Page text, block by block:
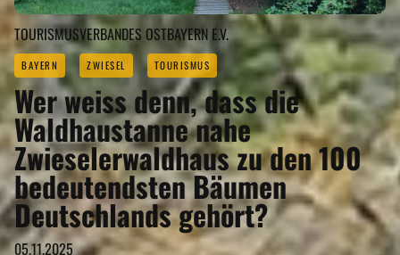
TOURISMUSVERBANDES OSTBAYERN E.V.
BAYERN ZWIESEL TOURISMUS
Wer weiss denn, dass die
Waldhaustanne nahe
Zwieselerwaldhaus zu den 100
bedeutendsten Bäumen
Deutschlands gehört?
05.11.2025